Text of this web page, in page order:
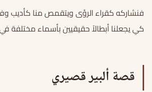
فنشاركه كقراء الرؤى ويتقمص منا كأديب
كي يجعلنا أبطالاً حقيقيين بأسماء مختلفة في
قصة ألبير قصيري